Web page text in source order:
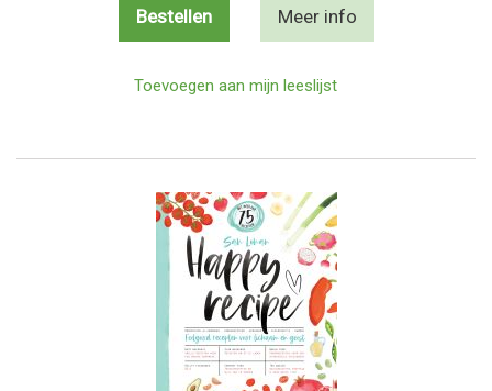
Bestellen Meer info
Toevoegen aan mijn leeslijst